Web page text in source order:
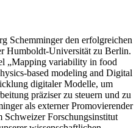
Schemminger den erfolgreichen
Humboldt-Universität zu Berlin.
„Mapping variability in food
based modeling and Digital
digitaler Modelle, um
präziser zu steuern und zu
als externer Promovierender
Schweizer Forschungsinstitut